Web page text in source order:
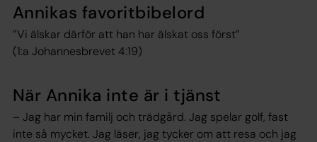
Annikas favoritbibelord
”Vi älskar därför att han har älskat oss först”
(1:a Johannesbrevet 4:19)
När Annika inte är i tjänst
– Jag har min familj och trädgård. Jag spelar golf, fast
inte så mycket. Jag läser, jag tycker om att resa och jag